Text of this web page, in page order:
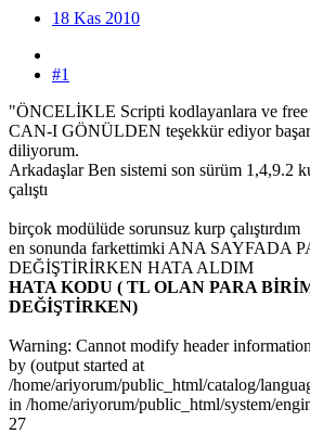
18 Kas 2010
#1
"ÖNCELİKLE Scripti kodlayanlara ve free
CAN-I GÖNÜLDEN teşekkür ediyor
diliyorum.
Arkadaşlar Ben sistemi son sürüm 1,4,9.2
çalıştı
birçok modülüde sorunsuz kurp çalıştırdım
en sonunda farkettimki ANA SAYFADA
DEĞİŞTİRİRKEN HATA ALDIM
HATA KODU ( TL OLAN PARA
DEĞİŞTİRKEN)
Warning: Cannot modify header
by (output started at
/home/ariyorum/public_html/catalog/
in /home/ariyorum/public_html/system/
27